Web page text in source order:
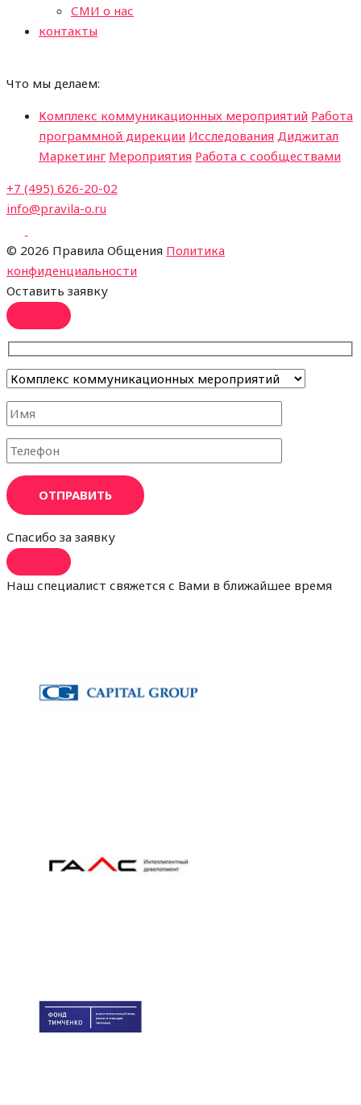
СМИ о нас
контакты
Что мы делаем:
Комплекс коммуникационных мероприятий Работа
программной дирекции Исследования Диджитал
Маркетинг Мероприятия Работа с сообществами
+7 (495) 626-20-02
info@pravila-o.ru
© 2026 Правила Общения Политика
конфиденциальности
Оставить заявку
ОТПРАВИТЬ
Спасибо за заявку
Наш специалист свяжется с Вами в ближайшее время